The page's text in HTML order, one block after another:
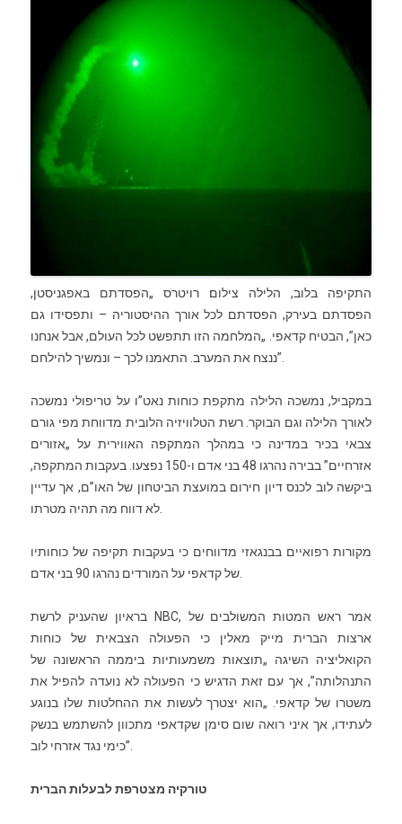
התקיפה בלוב, הלילה צילום׃ רויטרס „הפסדתם באפגניסטן,
הפסדתם בעירק, הפסדתם לכל אורך ההיסטוריה – ותפסידו גם
כאן”, הבטיח קדאפי. „המלחמה הזו תתפשט לכל העולם, אבל אנחנו
ננצח את המערב. התאמנו לכך – ונמשיך להילחם”.
במקביל, נמשכה הלילה מתקפת כוחות נאט”ו על טריפולי נמשכה
לאורך הלילה וגם הבוקר. רשת הטלוויזיה הלובית מדווחת מפי גורם
צבאי בכיר במדינה כי במהלך המתקפה האווירית על „אזורים
אזרחיים” בבירה נהרגו 48 בני אדם ו-150 נפצעו. בעקבות המתקפה,
ביקשה לוב לכנס דיון חירום במועצת הביטחון של האו”ם, אך עדיין
מקורות רפואיים בבנגאזי מדווחים כי בעקבות תקיפה של כוחותיו
בראיון שהעניק לרשת NBC, אמר ראש המטות המשולבים של
ארצות הברית מייק מאלין כי הפעולה הצבאית של כוחות
הקואליציה השיגה „תוצאות משמעותיות ביממה הראשונה של
התנהלותה”, אך עם זאת הדגיש כי הפעולה לא נועדה להפיל את
משטרו של קדאפי. „הוא יצטרך לעשות את ההחלטות שלו בנוגע
לעתידו, אך איני רואה שום סימן שקדאפי מתכוון להשתמש בנשק
כימי נגד אזרחי לוב”.
טורקיה מצטרפת לבעלות הברית